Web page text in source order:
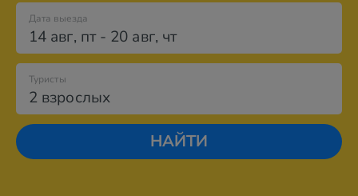
Дата выезда
14 авг, пт- 20 авг, чт
2 взрослых
Туристы
НАЙТИ